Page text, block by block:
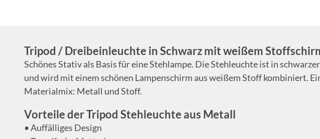
Tripod / Dreibeinleuchte in Schwarz mit weißem
Schönes Stativ als Basis für eine Stehlampe. Die Stehleuchte ist in
und wird mit einem schönen Lampenschirm aus weißem Stoff kombiniert.
Materialmix: Metall und Stoff.
Vorteile der Tripod Stehleuchte aus Metall
• Auffälliges Design